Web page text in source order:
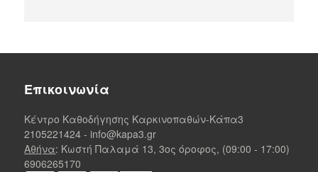
Επικοινωνία
Κέντρο Καθοδήγησης Καρκινοπαθών-Κάπα3
2105221424 - info@kapa3.gr
Αθήνα: Κωστή Παλαμά 13, 3ος όροφος, (09:00 - 17:00)
6906265170